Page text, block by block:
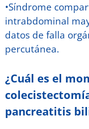
•Síndrome
intrabdominal
datos de falla
percutánea.
¿Cuál es el
pancreatitis